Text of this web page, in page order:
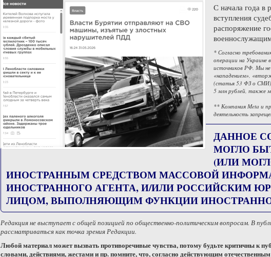
С начала года в
вступления
распоряжение
* Согласно
операции на Украине
источников РФ. Мы
«нападением»,
(статья 53 ФЗ о
5 млн рублей, также
** Компания Meta и
деятельность
ДАННОЕ
МОГЛО
(ИЛИ
ИНОСТРАННЫМ СРЕДСТВОМ МАССОВОЙ
ИНОСТРАННОГО АГЕНТА, И/ИЛИ РОССИЙСКИМ
ЛИЦОМ, ВЫПОЛНЯЮЩИМ ФУНКЦИИ
Редакция не выступает с общей позицией по общественно-политическим вопросам. В
рассматриваться как точка зрения Редакции.
Любой материал может вызвать противоречивые чувства, потому будьте критичны к
словами, действиями, жестами и пр. помните, что, согласно действующим